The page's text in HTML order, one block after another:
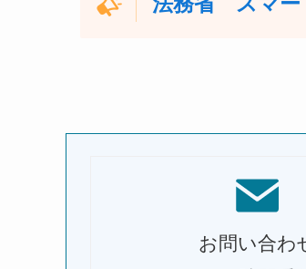
お問い合わ